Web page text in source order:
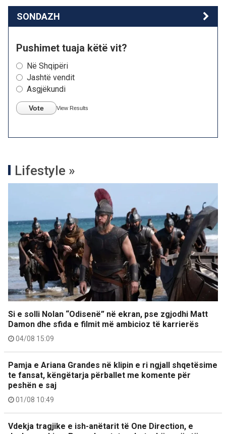
SONDAZH
Pushimet tuaja këtë vit?
Në Shqipëri
Jashtë vendit
Asgjëkundi
Vote View Results
Lifestyle »
Si e solli Nolan “Odisenë” në ekran, pse zgjodhi Matt
Damon dhe sfida e filmit më ambicioz të karrierës
04/08 15:09
Pamja e Ariana Grandes në klipin e ri ngjall shqetësime
te fansat, këngëtarja përballet me komente për
peshën e saj
01/08 10:49
Vdekja tragjike e ish-anëtarit të One Direction, e